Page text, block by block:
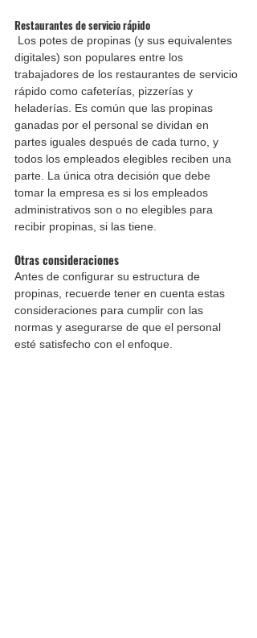
Restaurantes de servicio rápido
digitales) son populares entre los
trabajadores de los restaurantes de servicio
rápido como cafeterías, pizzerías y
heladerías. Es común que las propinas
ganadas por el personal se dividan en
partes iguales después de cada turno, y
todos los empleados elegibles reciben una
parte. La única otra decisión que debe
tomar la empresa es si los empleados
administrativos son o no elegibles para
recibir propinas, si las tiene.
Otras consideraciones
Antes de configurar su estructura de
propinas, recuerde tener en cuenta estas
consideraciones para cumplir con las
normas y asegurarse de que el personal
esté satisfecho con el enfoque.